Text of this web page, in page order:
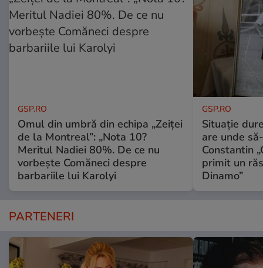
GSP.RO
Omul din umbră din echipa „Zeiței
de la Montreal”: „Nota 10?
Meritul Nadiei 80%. De ce nu
vorbește Comăneci despre
barbariile lui Karolyi
GSP.RO
Situație
are unde
Constantin
primit un
Dinamo”
PARTENERI